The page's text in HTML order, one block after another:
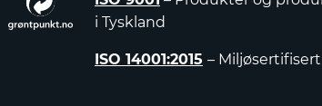
i Tyskland
ISO 14001:2015 –